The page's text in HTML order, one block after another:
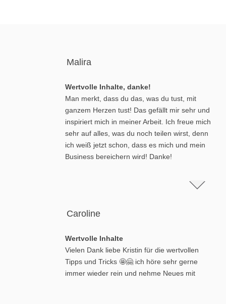
Malira
Wertvolle Inhalte, danke!
Man merkt, dass du das, was du tust, mit
ganzem Herzen tust! Das gefällt mir sehr und
inspiriert mich in meiner Arbeit. Ich freue mich
sehr auf alles, was du noch teilen wirst, denn
ich weiß jetzt schon, dass es mich und mein
Business bereichern wird! Danke!
Caroline
Wertvolle Inhalte
Vielen Dank liebe Kristin für die wertvollen
Tipps und Tricks 🤩🤗 ich höre sehr gerne
immer wieder rein und nehme Neues mit